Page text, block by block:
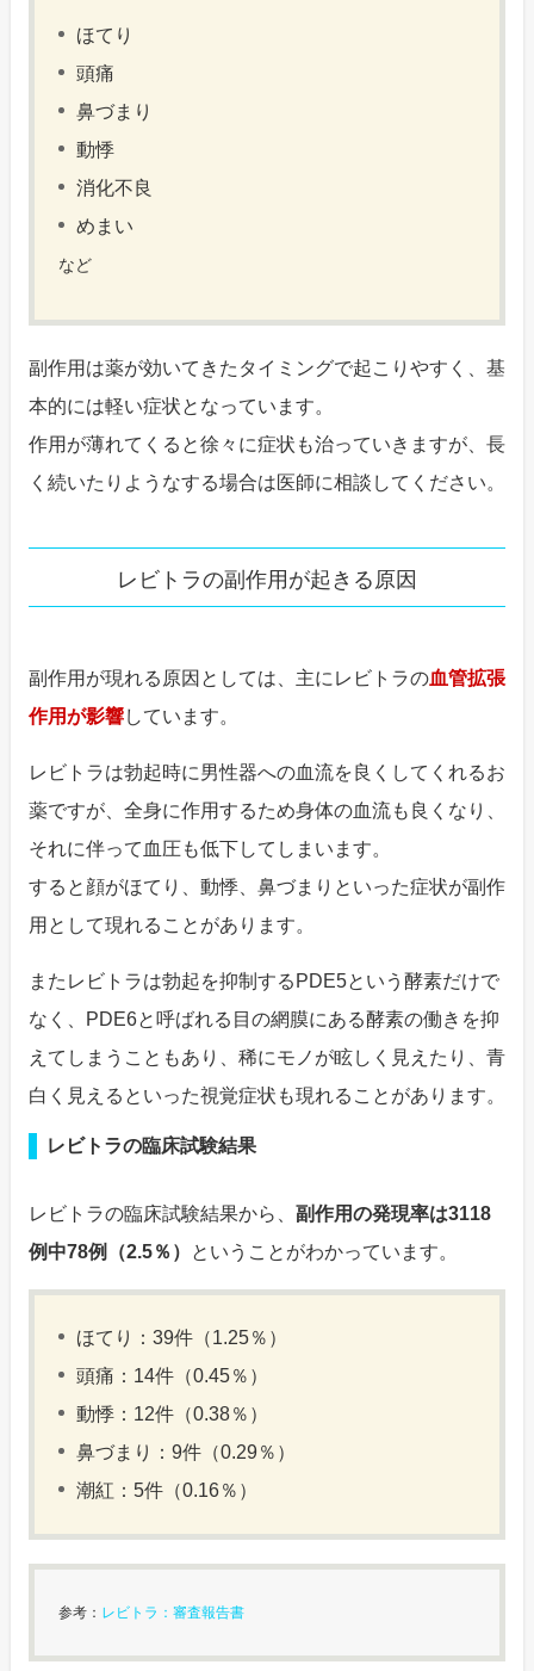
ほてり
頭痛
鼻づまり
動悸
消化不良
めまい
など
副作用は薬が効いてきたタイミングで起こりやすく、基
本的には軽い症状となっています。
作用が薄れてくると徐々に症状も治っていきますが、長
く続いたりようなする場合は医師に相談してください。
レビトラの副作用が起きる原因
副作用が現れる原因としては、主にレビトラの血管拡張
作用が影響しています。
レビトラは勃起時に男性器への血流を良くしてくれるお
薬ですが、全身に作用するため身体の血流も良くなり、
それに伴って血圧も低下してしまいます。
すると顔がほてり、動悸、鼻づまりといった症状が副作
用として現れることがあります。
またレビトラは勃起を抑制するPDE5という酵素だけで
なく、PDE6と呼ばれる目の網膜にある酵素の働きを抑
えてしまうこともあり、稀にモノが眩しく見えたり、青
白く見えるといった視覚症状も現れることがあります。
レビトラの臨床試験結果
レビトラの臨床試験結果から、 副作用の発現率は3118
例中78例（2.5％）
ということがわかっています。
ほてり：39件（1.25％）
頭痛：14件（0.45％）
動悸：12件（0.38％）
鼻づまり：9件（0.29％）
潮紅：5件（0.16％）
参考： レビトラ：審査報告書